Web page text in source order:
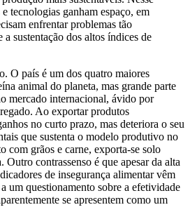
tecnologias ganham espaço, em
enfrentar problemas tão
sustentação dos altos índices de
O país é um dos quatro maiores
animal do planeta, mas grande parte
mercado internacional, ávido por
Ao exportar produtos
no curto prazo, mas deteriora o seu
que sustenta o modelo produtivo no
com grãos e carne, exporta-se solo
Outro contrassenso é que apesar da alta
de insegurança alimentar vêm
um questionamento sobre a efetividade
se apresentem como um